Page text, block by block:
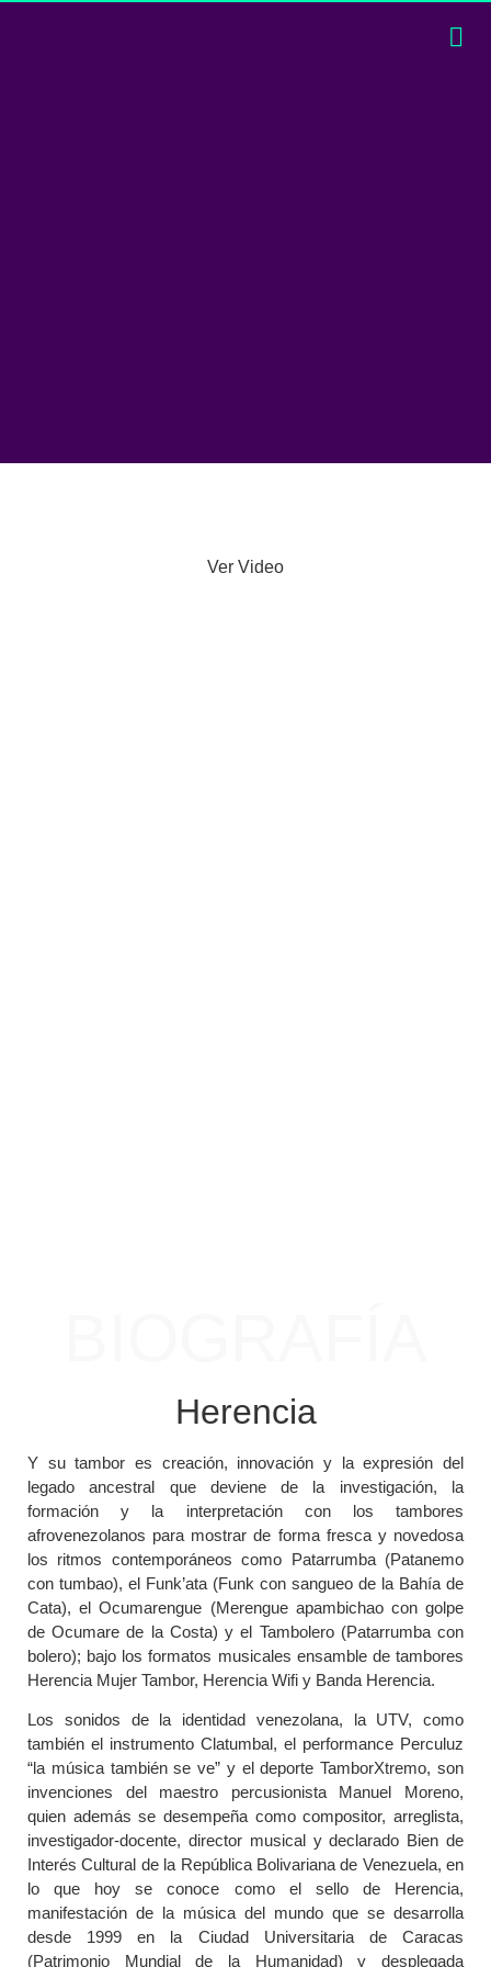
Ver Video
Herencia
Y su tambor es creación, innovación y la expresión del
legado ancestral que deviene de la investigación, la
formación y la interpretación con los tambores
afrovenezolanos para mostrar de forma fresca y novedosa
los ritmos contemporáneos como Patarrumba (Patanemo
con tumbao), el Funk’ata (Funk con sangueo de la Bahía de
Cata), el Ocumarengue (Merengue apambichao con golpe
de Ocumare de la Costa) y el Tambolero (Patarrumba con
bolero); bajo los formatos musicales ensamble de tambores
Herencia Mujer Tambor, Herencia Wifi y Banda Herencia.
Los sonidos de la identidad venezolana, la UTV, como
también el instrumento Clatumbal, el performance Perculuz
“la música también se ve” y el deporte TamborXtremo, son
invenciones del maestro percusionista Manuel Moreno,
quien además se desempeña como compositor, arreglista,
investigador-docente, director musical y declarado Bien de
Interés Cultural de la República Bolivariana de Venezuela, en
lo que hoy se conoce como el sello de Herencia,
manifestación de la música del mundo que se desarrolla
desde 1999 en la Ciudad Universitaria de Caracas
(Patrimonio Mundial de la Humanidad) y desplegada